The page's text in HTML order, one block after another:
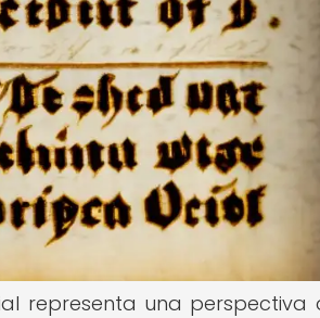
representa una perspectiva